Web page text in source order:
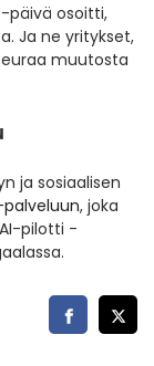
-päivä osoitti,
Ja ne yritykset,
muutosta
ja sosiaalisen
, joka
pilotti -